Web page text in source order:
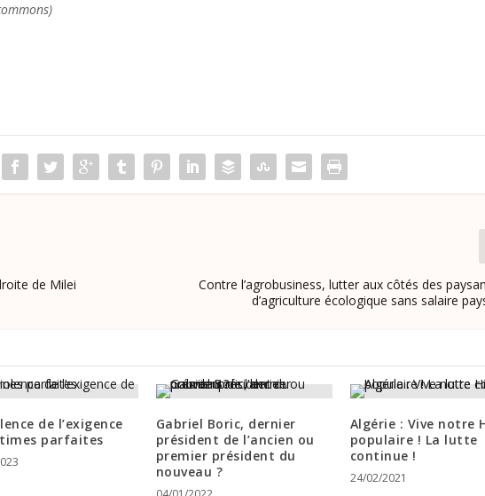
de Milei
Contre l’agrobusiness, lutter aux côtés des
d’agriculture écologique sans salaire
de l’exigence
parfaites
Gabriel Boric, dernier
président de l’ancien ou
premier président du
nouveau ?
Algérie : Vive notre
populaire ! La lutte
continue !
24/02/2021